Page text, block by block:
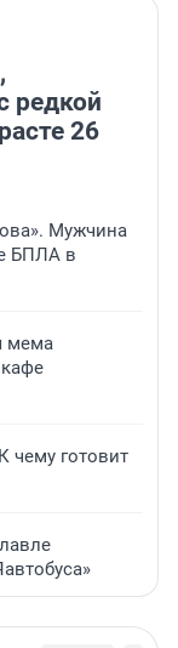
редкой
26
Мужчина
БПЛА в
мема
чему готовит